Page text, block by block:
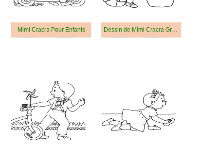
Mimi Cracra Pour Enfants Dessin de Mimi Cracra Gratuit